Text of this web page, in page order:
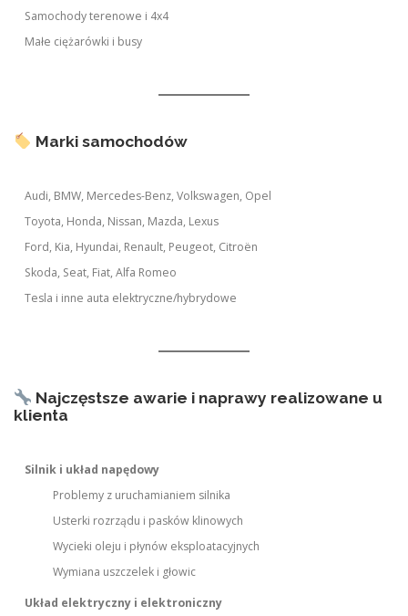
Samochody terenowe i 4x4
Małe ciężarówki i busy
Marki samochodów
Audi, BMW, Mercedes-Benz, Volkswagen, Opel
Toyota, Honda, Nissan, Mazda, Lexus
Ford, Kia, Hyundai, Renault, Peugeot, Citroën
Skoda, Seat, Fiat, Alfa Romeo
Tesla i inne auta elektryczne/hybrydowe
Najczęstsze awarie i naprawy realizowane u
klienta
Silnik i układ napędowy
Problemy z uruchamianiem silnika
Usterki rozrządu i pasków klinowych
Wycieki oleju i płynów eksploatacyjnych
Wymiana uszczelek i głowic
Układ elektryczny i elektroniczny